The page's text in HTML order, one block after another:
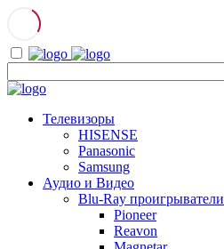
Телевизоры
HISENSE
Panasonic
Samsung
Аудио и Видео
Blu-Ray проигрыватели
Pioneer
Reavon